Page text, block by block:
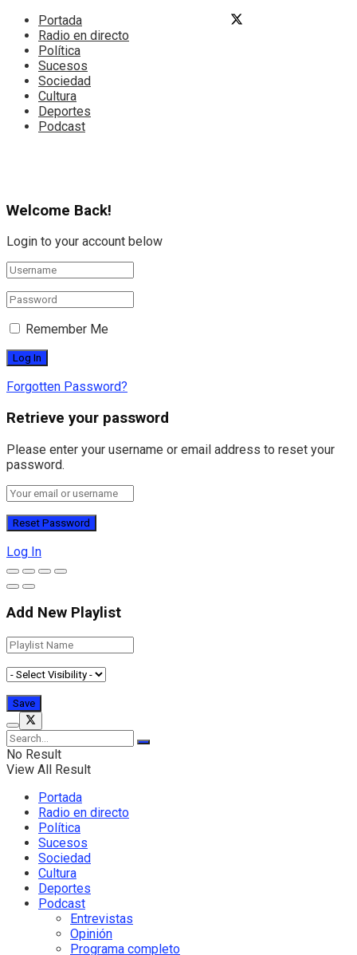
Portada
Radio en directo
Política
Sucesos
Sociedad
Cultura
Deportes
Podcast
Welcome Back!
Login to your account below
Remember Me
Forgotten Password?
Retrieve your password
Please enter your username or email address to reset your
password.
Log In
Add New Playlist
No Result
View All Result
Portada
Radio en directo
Política
Sucesos
Sociedad
Cultura
Deportes
Podcast
Entrevistas
Opinión
Programa completo